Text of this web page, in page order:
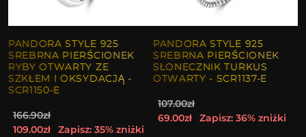
PANDORA STYLE 925
SREBRNA PIERŚCIONEK
RYBY OTWARTY ZE
SZKŁEM I OKSYDACJĄ -
SCR1150-E
166.90zł
109.00zł
Zapisz: 35% zniżki
PANDORA STYLE 925
SREBRNA PIERŚCIONEK
SŁONECZNIK TURKUS
OTWARTY - SCR1137-E
107.00zł
69.00zł
Zapisz: 36% zniżki